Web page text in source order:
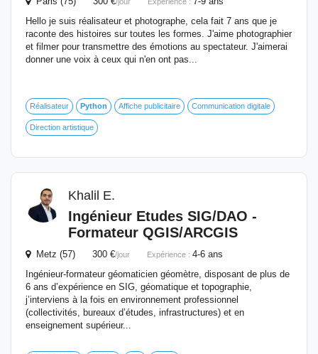
Hello je suis réalisateur et photographe, cela fait 7 ans que je
raconte des histoires sur toutes les formes. J'aime photographier
et filmer pour transmettre des émotions au spectateur. J'aimerai
donner une voix à ceux qui n'en ont pas...
Réalisateur Python Affiche publicitaire Communication digitale
Direction artistique
Khalil E.
Ingénieur Etudes SIG/DAO -
Formateur QGIS/ARCGIS
Metz (57) 300 €/jour Expérience : 4-6 ans
Ingénieur-formateur géomaticien géomètre, disposant de plus de
6 ans d’expérience en SIG, géomatique et topographie,
j’interviens à la fois en environnement professionnel
(collectivités, bureaux d’études, infrastructures) et en
enseignement supérieur...